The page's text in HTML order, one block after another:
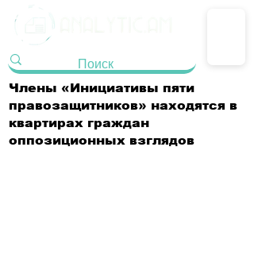
Члены «Инициативы пяти
правозащитников» находятся в
квартирах граждан
оппозиционных взглядов